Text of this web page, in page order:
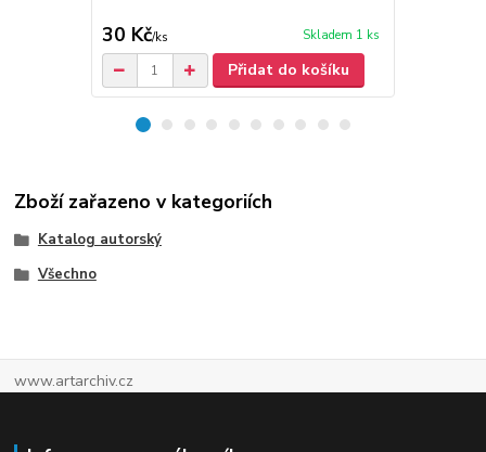
30 Kč/ks Skladem 1 ks
Přidat do košíku
Zboží zařazeno v kategoriích
Katalog autorský
Všechno
www.artarchiv.cz